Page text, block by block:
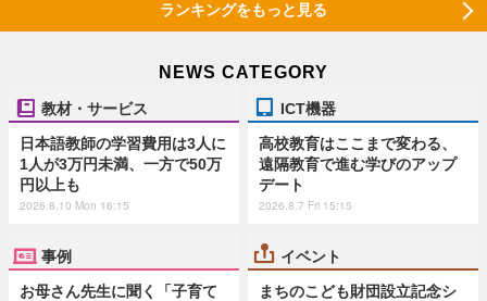
ランキングをもっと見る
NEWS CATEGORY
教材・サービス
日本語教師の学習費用は3人に
1人が3万円未満、一方で50万
円以上も
2026.8.10 Mon 16:15
ICT機器
高校教育はここまで変わる、
遠隔教育で進む学びのアップ
デート
2026.8.7 Fri 15:15
事例
お母さん先生に聞く「子育て
イベント
まちのこども財団設立記念シ